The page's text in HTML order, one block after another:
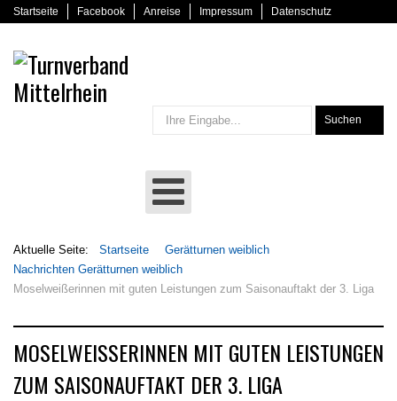
Startseite Facebook Anreise Impressum Datenschutz
Suchen
Aktuelle Seite: Startseite
Gerätturnen weiblich
Nachrichten Gerätturnen weiblich
Moselweißerinnen mit guten Leistungen zum Saisonauftakt der 3. Liga
MOSELWEISSERINNEN MIT GUTEN LEISTUNGEN Z
UM SAISONAUFTAKT DER 3. LIGA